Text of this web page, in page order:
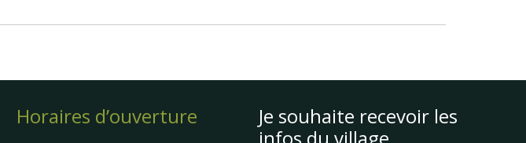
Horaires d’ouverture
Je souhaite recevoir les